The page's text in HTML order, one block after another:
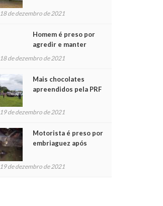
para crianças na
18 de dezembro de 2021
Homem é preso por
agredir e manter
mulher em cárcere
18 de dezembro de 2021
Mais chocolates
apreendidos pela PRF
crianças no Natal
19 de dezembro de 2021
Motorista é preso por
embriaguez após
feridos
19 de dezembro de 2021